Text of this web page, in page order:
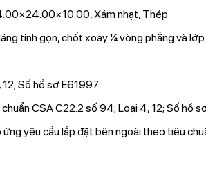
Xám nhạt, Thép
tinh gọn, chốt xoay ¼ vòng phẳng và lớp
Số hồ sơ E61997
CSA C22.2 số 94; Loại 4, 12; Số hồ
yêu cầu lắp đặt bên ngoài theo tiêu